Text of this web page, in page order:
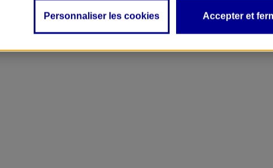
Personnaliser les cookies Accepter et